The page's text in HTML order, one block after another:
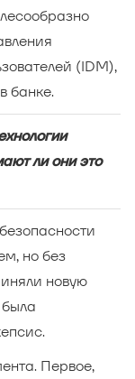
(IDM),
банке.
ли они это
но без
новую
Первое,